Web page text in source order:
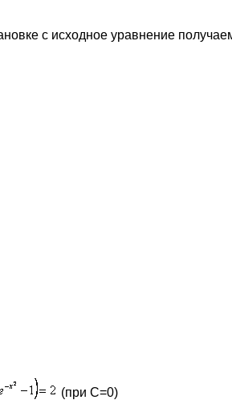
с исходное уравнение
(при С=0)